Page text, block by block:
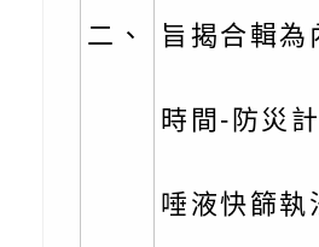
0-8歲抗過
童過敏免
字稿及
檢送桃園
「小桃家
坊」、「
檢送桃園
立蘆葦啟
有關桃園
二、 旨揭合輯
時間-防災
唾液快篩執